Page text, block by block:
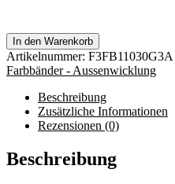
In den Warenkorb
Artikelnummer: F3FB11030G3A
Farbbänder - Aussenwicklung
Beschreibung
Zusätzliche Informationen
Rezensionen (0)
Beschreibung